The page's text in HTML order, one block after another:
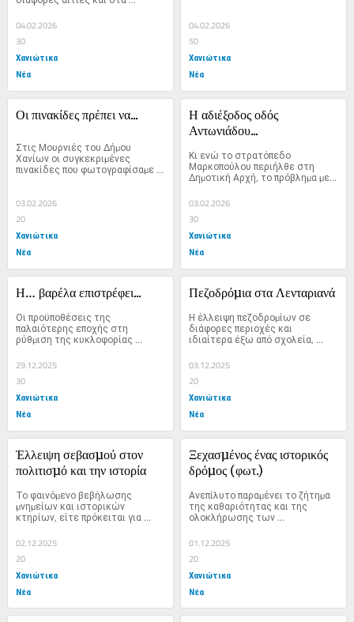
κάτοπτρα...
04.02.2026
30
Χανιώτικα
Νέα
04.02.2026
50
Χανιώτικα
Νέα
Οι πινακίδες πρέπει να...
Στις Μουρνιές του ∆ήµου
Χανίων οι συγκεκριµένες
πινακίδες που φωτογραφίσαµε
παραµένουν κρυµµένες µέσα σε...
03.02.2026
20
Χανιώτικα
Νέα
Η αδιέξοδος οδός
Αντωνιάδου...
Κι ενώ το στρατόπεδο
Μαρκοπούλου περιήλθε στη
∆ηµοτική Αρχή, το πρόβληµα µε
την αδιέξοδο...
03.02.2026
30
Χανιώτικα
Νέα
Η… βαρέλα επιστρέφει...
Οι προϋποθέσεις της
παλαιότερης εποχής στη
ρύθµιση της κυκλοφορίας
καλύπτονταν σε πολλές
διασταυρώσεις µε...
29.12.2025
30
Χανιώτικα
Νέα
Πεζοδρόµια στα Λενταριανά
Η έλλειψη πεζοδροµίων σε
διάφορες περιοχές και
ιδιαίτερα έξω από σχολεία,
αποτελεί µια σοβαρή...
03.12.2025
20
Χανιώτικα
Νέα
Έλλειψη σεβασµού στον
πολιτισµό και την ιστορία
Το φαινόµενο βεβήλωσης
µνηµείων και ιστορικών
κτηρίων, είτε πρόκειται για
συνθήµατα, είτε για άσκοπες...
02.12.2025
20
Χανιώτικα
Νέα
Ξεχασµένος ένας ιστορικός
δρόµος (φωτ.)
Ανεπίλυτο παραµένει το ζήτηµα
της καθαριότητας και της
ολοκλήρωσης των
απαιτούµενων έργων στο
παλιό...
01.12.2025
20
Χανιώτικα
Νέα